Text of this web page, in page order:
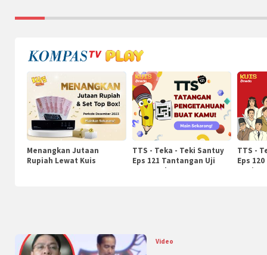
Menangkan Jutaan
Rupiah Lewat Kuis
TTS - Teka - Teki Santuy
Eps 121 Tantangan Uji
Pengetahuan
TTS -
Eps
Video